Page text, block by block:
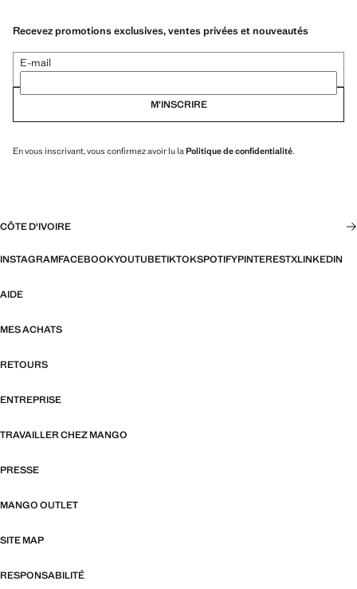
Recevez promotions exclusives, ventes privées et nouveautés
E-mail
M’INSCRIRE
En vous inscrivant, vous confirmez avoir lu la Politique de confidentialité.
CÔTE D'IVOIRE
INSTAGRAMFACEBOOKYOUTUBETIKTOKSPOTIFYPINTERESTXLINKEDIN
AIDE
MES ACHATS
RETOURS
ENTREPRISE
TRAVAILLER CHEZ MANGO
PRESSE
MANGO OUTLET
SITE MAP
RESPONSABILITÉ